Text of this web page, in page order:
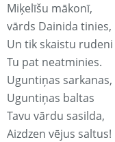
Miķelīšu mākonī,
vārds Dainida tinies,
Un tik skaistu rudeni
Tu pat neatminies.
Uguntiņas sarkanas,
Uguntiņas baltas
Tavu vārdu sasilda,
Aizdzen vējus saltus!